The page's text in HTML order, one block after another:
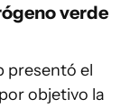
verde
presentó el
objetivo la